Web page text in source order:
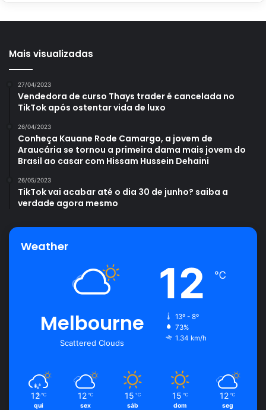
Atualizei.Você ficará surpreso com o tanto de
matérias.
organização plantas plantas
Mais visualizadas
27/04/2023
Vendedora de curso Thays trader é cancelada no
TikTok após ostentar vida de luxo
26/04/2023
Conheça Kauane Rode Camargo, a jovem de
Araucária se tornou a primeira dama mais jovem do
Brasil ao casar com Hissam Hussein Dehaini
26/05/2023
TikTok vai acabar até o dia 30 de junho? saiba a
verdade agora mesmo
Weather
Melbourne
Scattered Clouds
12 ℃
13º - 8º
73%
1.34 km/h
12 ℃
qui
12 ℃
sex
15 ℃
sáb
15 ℃
dom
12 ℃
seg